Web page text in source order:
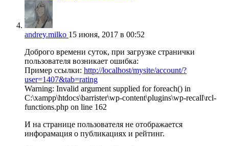
andrey.milko 15 июня, 2017 в 00:52
Доброго времени суток, при загрузке странички
пользователя возникает ошибка:
Пример ссылки: http://localhost/mysite/account/?
user=1407&tab=rating
Warning: Invalid argument supplied for foreach() in
C:\xampp\htdocs\barrister\wp-content\plugins\wp-recall\rcl-
functions.php on line 162
И на странице пользователя не отображается
инфорамация о публикациях и рейтинг.